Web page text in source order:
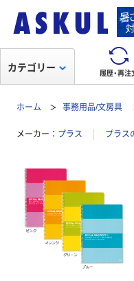
履歴・再注
カテゴリー
ホーム 事務用品/文房具
メーカー プラス プラス